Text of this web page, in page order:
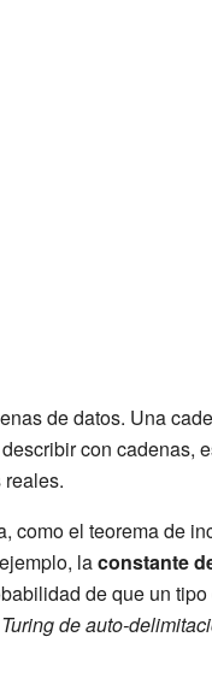
de datos. Una
con cadenas,
como el teorema de
laconstante
de que un
de auto-